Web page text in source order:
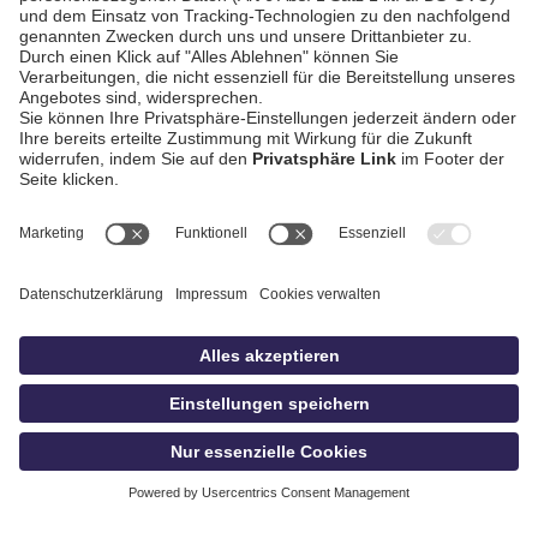
AGB / Gewinnspiele
Datenschutz
Impressum
idowa.de
Privatsphäre